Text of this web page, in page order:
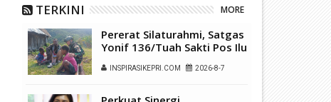
TERKINI MORE
Pererat Silaturahmi, Satgas
Yonif 136/Tuah Sakti Pos Ilu
Kampung Alukme
INSPIRASIKEPRI.COM 2026-8-7